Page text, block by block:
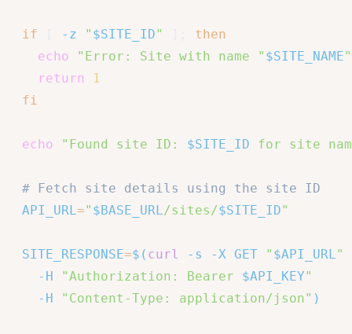
if -z " $SITE_ID"
then
echo
"Error: Site with name " $SITE_NAME
return
1
fi
echo "Found site ID: $SITE_ID for site
# Fetch site details using the site ID
API_URL=" $BASE_URL/sites/$SITE_ID"
SITE_RESPONSE=$( curl -s -X GET " $API_URL"
-H
"Authorization: Bearer $API_KEY"
-H
"Content-Type: application/json" )